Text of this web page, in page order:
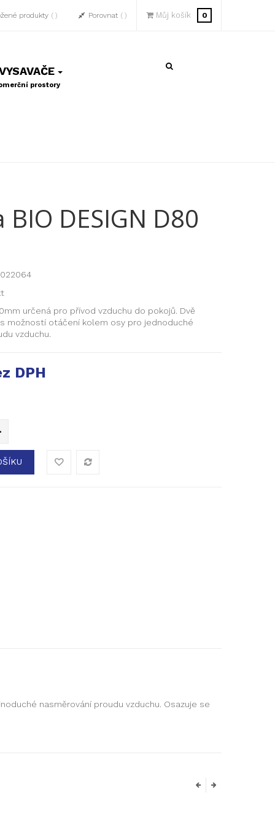
Můj košík 0
produkty Porovnat
prostory
BIO DESIGN D80
určená pro přívod vzduchu do pokojů. Dvě
možností otáčení kolem osy pro jednoduché
vzduchu.
DPH
nasměrování proudu vzduchu. Osazuje se